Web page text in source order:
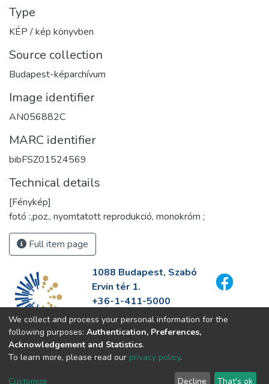
Type
KÉP / kép könyvben
Source collection
Budapest-képarchívum
Image identifier
AN056882C
MARC identifier
bibFSZ01524569
Technical details
[Fénykép]
fotó :,poz., nyomtatott reprodukció, monokróm ;
Full item page
1088 Budapest, Szabó
Ervin tér 1.
+36-1-411-5000
info@fszek.hu
https://fszek.hu
We collect and process your personal information for the
following purposes: Authentication, Preferences,
Acknowledgement and Statistics.
To learn more, please read our privacy policy.
Customize Decline That's ok